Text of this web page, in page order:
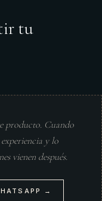
tu
producto. Cuando
y lo
vienen después.
→